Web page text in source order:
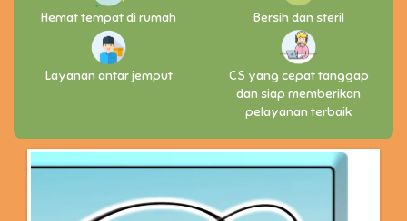
Hemat tempat di rumah Bersih dan steril
Layanan antar jemput
CS yang cepat tanggap
dan siap memberikan
pelayanan terbaik